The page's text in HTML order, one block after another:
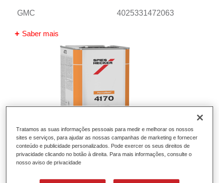
GMC 4025331472063
Saber mais
Tratamos as suas informações pessoais para medir e melhorar os nossos
sites e serviços, para ajudar as nossas campanhas de marketing e fornecer
conteúdo e publicidade personalizados. Pode exercer os seus direitos de
privacidade clicando no botão à direita. Para mais informações, consulte o
nosso aviso de privacidade